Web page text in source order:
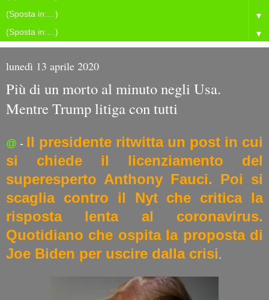
▼
▼
lunedì 13 aprile 2020
Più di un morto al minuto negli Usa.
Mentre Trump litiga con tutti
@ - Il presidente ritwitta un post in cui
si chiede il licenziamento del
superesperto Anthony Fauci. Poi si
scaglia contro il Nyt che critica la
risposta lenta al coronavirus.
Quotidiano che ospita la proposta di
Joe Biden per uscire dalla crisi.